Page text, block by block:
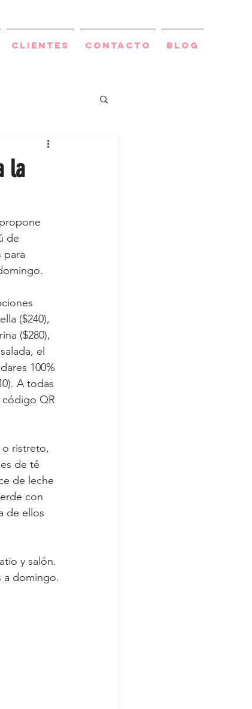
Clientes Contacto BLOG
la
de
para
($240),
($280),
el
100%
A todas
código QR
o ristreto,
de té
de leche
con
de ellos
y salón.
a domingo.